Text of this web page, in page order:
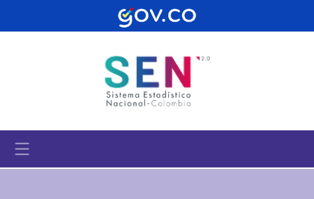
Pasar al contenido principal